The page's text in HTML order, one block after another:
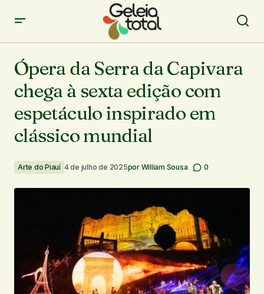
espetáculo inspirado em clássico mundial
Ópera da Serra da Capivara
chega à sexta edição com
espetáculo inspirado em
clássico mundial
Arte do Piauí 4 de julho de 2025por William Sousa 0